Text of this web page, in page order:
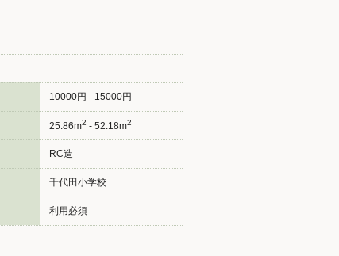
10000円 - 15000円
25.86m2 - 52.18m2
RC造
千代田小学校
利用必須